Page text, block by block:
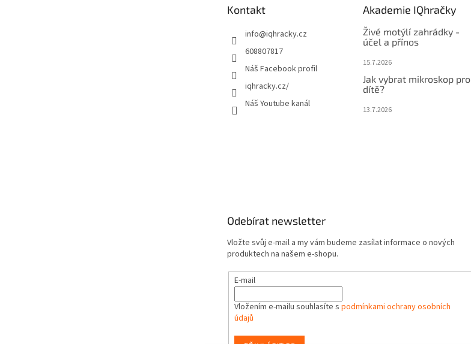
Kontakt
info@iqhracky.cz
608807817
Náš Facebook profil
iqhracky.cz/
Náš Youtube kanál
Akademie IQhračky
Živé motýlí zahrádky -
účel a přínos
15.7.2026
Jak vybrat mikroskop pro
dítě?
13.7.2026
Odebírat newsletter
Vložte svůj e-mail a my vám budeme zasílat informace o nových
produktech na našem e-shopu.
E-mail
Vložením e-mailu souhlasíte s podmínkami ochrany osobních
údajů